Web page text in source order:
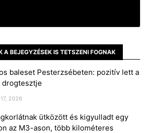
A BEJEGYZÉSEK IS TETSZENI FOGNAK
baleset Pesterzsébeten: pozitív lett a
drogtesztje
2026
ütközött és kigyulladt egy
az M3-ason, több kilométeres